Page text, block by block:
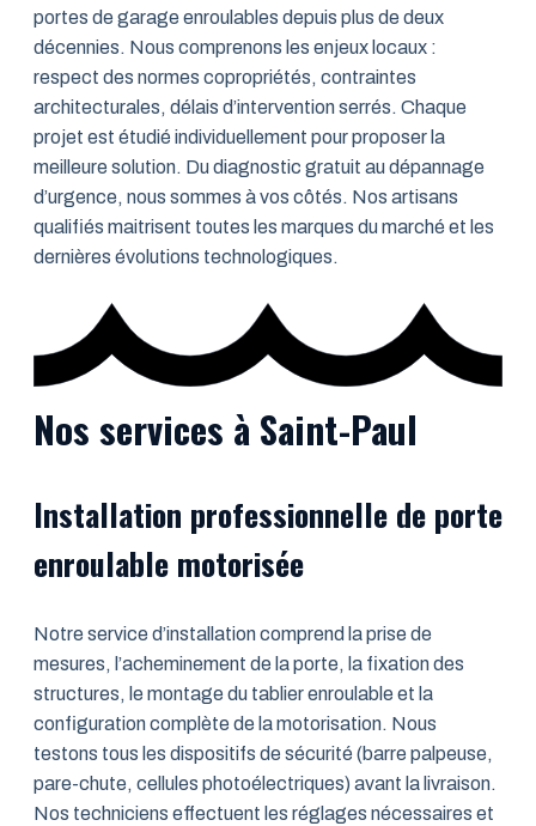
portes de garage enroulables depuis plus de deux
décennies. Nous comprenons les enjeux locaux :
respect des normes copropriétés, contraintes
architecturales, délais d’intervention serrés. Chaque
projet est étudié individuellement pour proposer la
meilleure solution. Du diagnostic gratuit au dépannage
d’urgence, nous sommes à vos côtés. Nos artisans
qualifiés maitrisent toutes les marques du marché et les
dernières évolutions technologiques.
Nos services à Saint-Paul
Installation professionnelle de porte
enroulable motorisée
Notre service d’installation comprend la prise de
mesures, l’acheminement de la porte, la fixation des
structures, le montage du tablier enroulable et la
configuration complète de la motorisation. Nous
testons tous les dispositifs de sécurité (barre palpeuse,
pare-chute, cellules photoélectriques) avant la livraison.
Nos techniciens effectuent les réglages nécessaires et